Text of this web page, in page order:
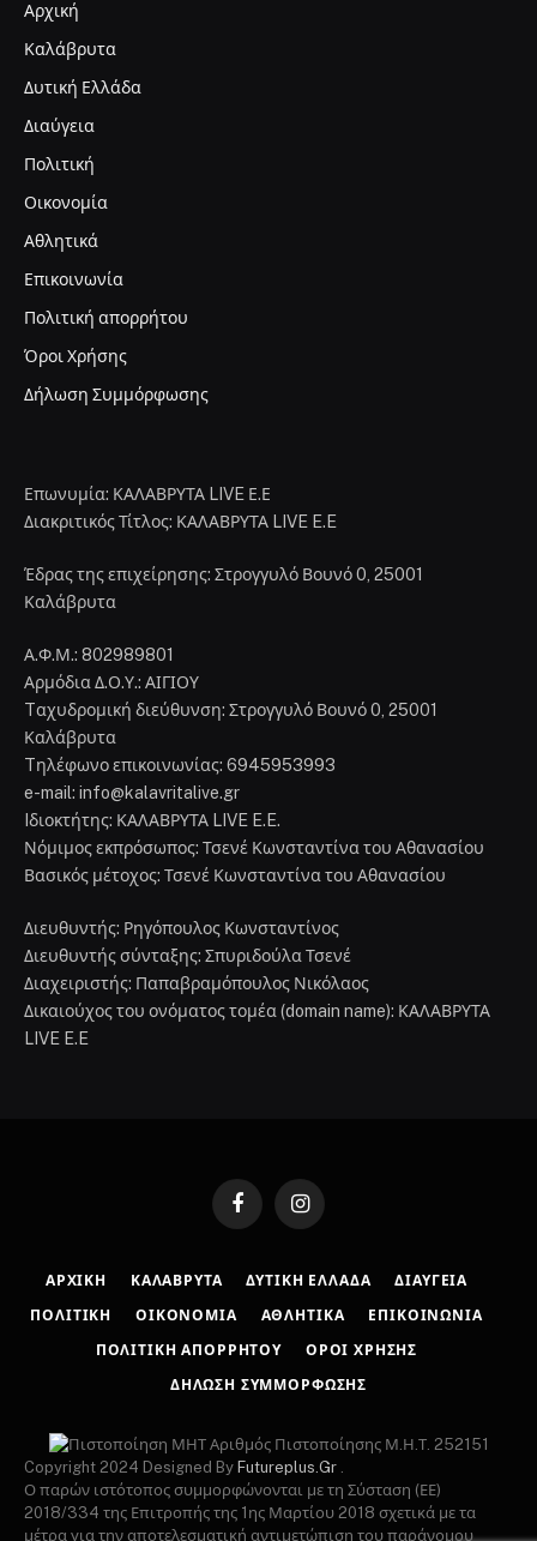
Αρχική
Καλάβρυτα
Δυτική Ελλάδα
Διαύγεια
Πολιτική
Οικονομία
Αθλητικά
Επικοινωνία
Πολιτική απορρήτου
Όροι Χρήσης
Δήλωση Συμμόρφωσης
Επωνυμία: ΚΑΛΑΒΡΥΤΑ LIVE Ε.Ε
Διακριτικός Τίτλος: ΚΑΛΑΒΡΥΤΑ LIVE E.E
Έδρας της επιχείρησης: Στρογγυλό Βουνό 0, 25001
Καλάβρυτα
Α.Φ.Μ.: 802989801
Αρμόδια Δ.Ο.Υ.: ΑΙΓΙΟΥ
Tαχυδρομική διεύθυνση: Στρογγυλό Βουνό 0, 25001
Καλάβρυτα
Tηλέφωνο επικοινωνίας: 6945953993
e-mail: info@kalavritalive.gr
Iδιοκτήτης: ΚΑΛΑΒΡΥΤΑ LIVE E.E.
Νόμιμος εκπρόσωπος: Τσενέ Κωνσταντίνα του Αθανασίου
Βασικός μέτοχος: Τσενέ Κωνσταντίνα του Αθανασίου
Διευθυντής: Ρηγόπουλος Κωνσταντίνος
Διευθυντής σύνταξης: Σπυριδούλα Τσενέ
Διαχειριστής: Παπαβραμόπουλος Νικόλαος
Δικαιούχος του ονόματος τομέα (domain name): ΚΑΛΑΒΡΥΤΑ
LIVE E.E
FacebookInstagram
ΑΡΧΙΚΉ ΚΑΛΆΒΡΥΤΑ ΔΥΤΙΚΉ ΕΛΛΆΔΑ ΔΙΑΎΓΕΙΑ
ΠΟΛΙΤΙΚΉ ΟΙΚΟΝΟΜΊΑ ΑΘΛΗΤΙΚΆ ΕΠΙΚΟΙΝΩΝΊΑ
ΠΟΛΙΤΙΚΉ ΑΠΟΡΡΉΤΟΥ ΌΡΟΙ ΧΡΉΣΗΣ
ΔΉΛΩΣΗ ΣΥΜΜΌΡΦΩΣΗΣ
Αριθμός Πιστοποίησης Μ.Η.Τ. 252151
Copyright 2024 Designed By Futureplus.Gr .
Ο παρών ιστότοπος συμμορφώνονται με τη Σύσταση (ΕΕ)
2018/334 της Επιτροπής της 1ης Μαρτίου 2018 σχετικά με τα
μέτρα για την αποτελεσματική αντιμετώπιση του παράνομου